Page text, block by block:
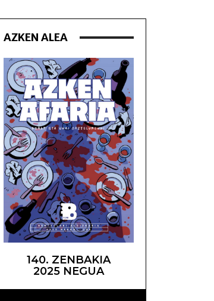
AZKEN ALEA
140. ZENBAKIA
2025 NEGUA